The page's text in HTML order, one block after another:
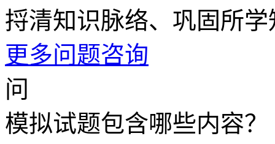
捋清知识脉络、巩固所学
更多问题咨询
问
模拟试题包含哪些内容？